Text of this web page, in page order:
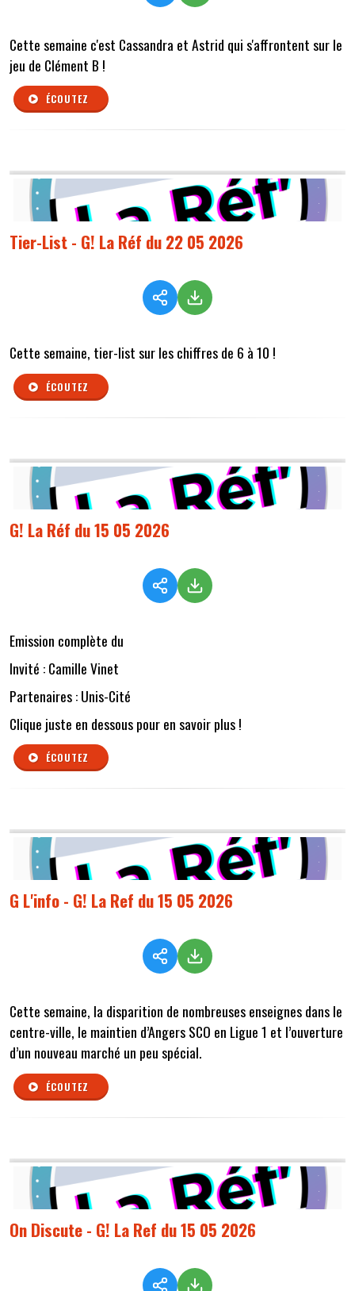
Cette semaine c'est Cassandra et Astrid qui s'affrontent sur le
jeu de Clément B !
ÉCOUTEZ
Tier-List - G! La Réf du 22 05 2026
Cette semaine, tier-list sur les chiffres de 6 à 10 !
ÉCOUTEZ
G! La Réf du 15 05 2026
Emission complète du
Invité : Camille Vinet
Partenaires : Unis-Cité
Clique juste en dessous pour en savoir plus !
ÉCOUTEZ
G L'info - G! La Ref du 15 05 2026
Cette semaine, la disparition de nombreuses enseignes dans le
centre-ville, le maintien d’Angers SCO en Ligue 1 et l’ouverture
d’un nouveau marché un peu spécial.
ÉCOUTEZ
On Discute - G! La Ref du 15 05 2026